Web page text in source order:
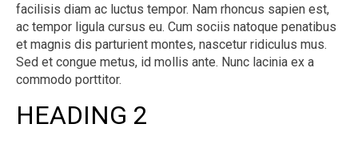
facilisis diam ac luctus tempor. Nam rhoncus sapien est,
ac tempor ligula cursus eu. Cum sociis natoque penatibus
et magnis dis parturient montes, nascetur ridiculus mus.
Sed et congue metus, id mollis ante. Nunc lacinia ex a
commodo porttitor.
HEADING 2